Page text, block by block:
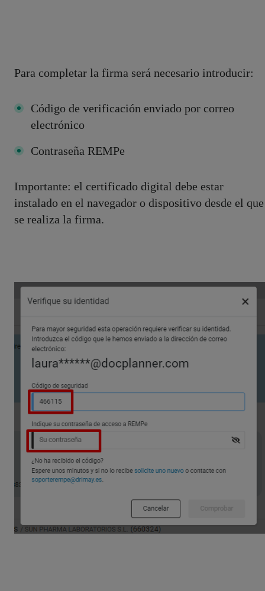
Para completar la firma será necesario introducir:
Código de verificación enviado por correo
electrónico
Contraseña REMPe
Importante: el certificado digital debe estar
instalado en el navegador o dispositivo desde el que
se realiza la firma.